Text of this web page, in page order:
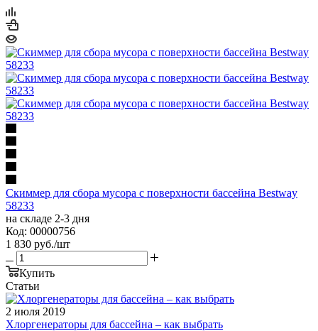
Скиммер для сбора мусора с поверхности бассейна Bestway
58233
на складе 2-3 дня
Код: 00000756
1 830 руб./шт
Купить
Статьи
2 июля 2019
Хлоргенераторы для бассейна – как выбрать